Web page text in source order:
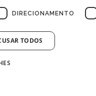
DIRECIONAMENTO
TODOS